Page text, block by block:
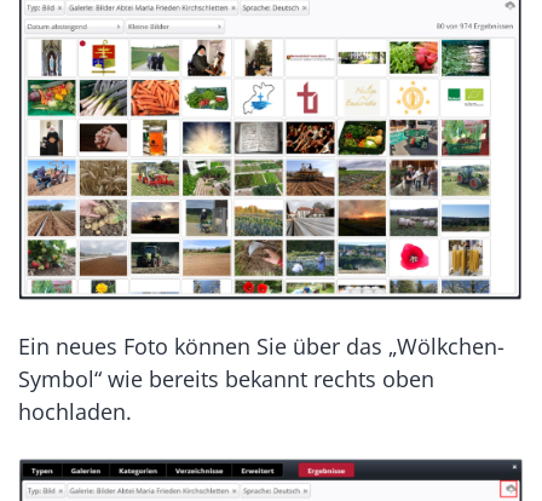
Ein neues Foto können Sie über das „Wölkchen-
Symbol“ wie bereits bekannt rechts oben
hochladen.